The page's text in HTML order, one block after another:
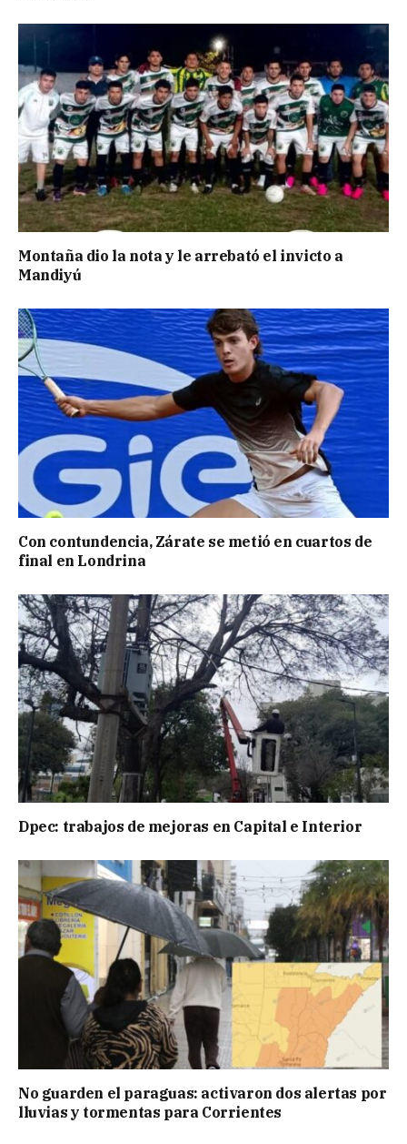
Montaña dio la nota y le arrebató el invicto a
Mandiyú
Con contundencia, Zárate se metió en cuartos de
final en Londrina
Dpec: trabajos de mejoras en Capital e Interior
No guarden el paraguas: activaron dos alertas por
lluvias y tormentas para Corrientes